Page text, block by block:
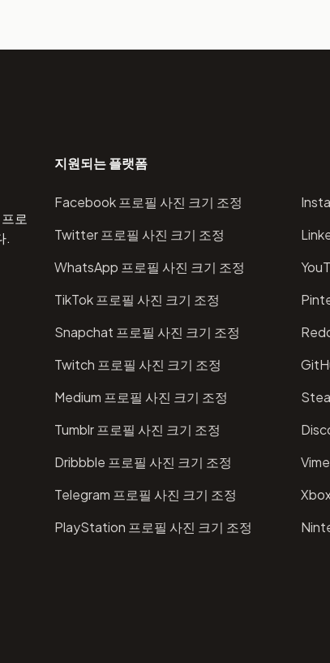
로
.
지원되는 플랫폼
Facebook 프로필 사진 크기 조정
Twitter 프로필 사진 크기 조정
WhatsApp 프로필 사진 크기 조정
TikTok 프로필 사진 크기 조정
Snapchat 프로필 사진 크기 조정
Twitch 프로필 사진 크기 조정
Medium 프로필 사진 크기 조정
Tumblr 프로필 사진 크기 조정
Dribbble 프로필 사진 크기 조정
Telegram 프로필 사진 크기 조정
PlayStation 프로필 사진 크기 조정